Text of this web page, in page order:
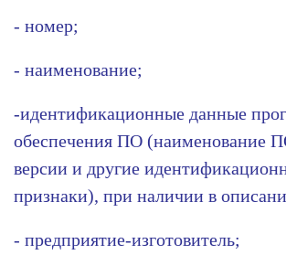
- номер;
- наименование;
-идентификационные данные
обеспечения ПО (наименование
версии и другие
признаки), при наличии в
- предприятие-изготовитель;